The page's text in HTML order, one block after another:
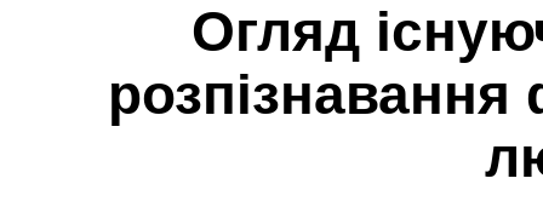
Огляд
розпізнавання